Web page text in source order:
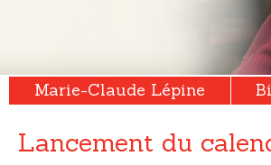
Marie-Claude Lépine
Lancement du